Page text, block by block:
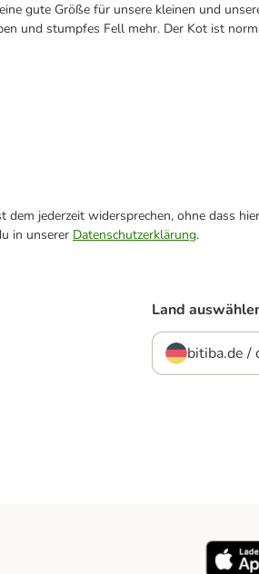
gute Größe für unsere kleinen und
und stumpfes Fell mehr. Der Kot ist
jederzeit widersprechen, ohne dass
in unserer Datenschutzerklärung.
Land
bitiba.de /